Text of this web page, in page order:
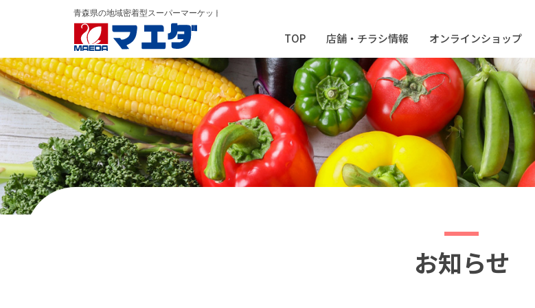
TOP 店舗・チラシ情報 オンラインショップ
会社概要
会社概要 社長挨拶 会社沿⾰ 組織図 工場紹介
社会・地域貢献活動
カード入会のご案内(コジカ)
店舗サービス マエダ商品券
お知らせ